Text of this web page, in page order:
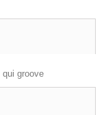
groove